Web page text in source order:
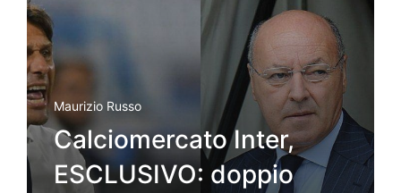
Maurizio Russo
Calciomercato Inter,
ESCLUSIVO: doppio